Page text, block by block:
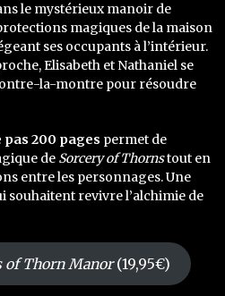
le mystérieux manoir de
magiques de la maison
ses occupants à l’intérieur.
Elisabeth et Nathaniel se
la-montre pour résoudre
200 pages permet de
de Sorcery of Thornstout en
entre les personnages. Une
souhaitent revivre l’alchimie de
of Thorn Manor(19,95€)